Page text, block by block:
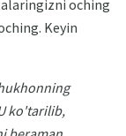
oching
Keyin
ko'tarilib,